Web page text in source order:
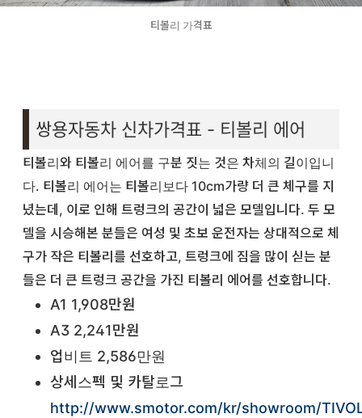
티볼리 가격표
쌍용자동차 신차가격표 - 티볼리 에어
티볼리와 티볼리 에어를 구분 짓는 것은 차체의 길이입니
다. 티볼리 에어는 티볼리보다 10cm가량 더 큰 체구를 지
녔는데, 이로 인해 트렁크의 공간이 넓은 모델입니다. 두 모
델을 시승해본 분들은 여성 및 초보 운전자는 상대적으로 체
구가 작은 티볼리를 선호하고, 트렁크에 짐을 많이 싣는 분
들은 더 큰 트렁크 공간을 가진 티볼리 에어를 선호합니다.
A1 1,908만원
A3 2,241만원
업비트 2,586만원
상세스펙 및 카탈로그
http://www.smotor.com/kr/showroom/